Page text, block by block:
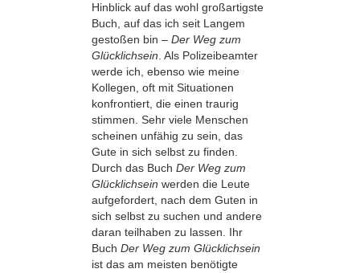
Hinblick auf das wohl großartigste
Buch, auf das ich seit Langem
gestoßen bin – Der Weg zum
Glücklichsein . Als Polizeibeamter
werde ich, ebenso wie meine
Kollegen, oft mit Situationen
konfrontiert, die einen traurig
stimmen. Sehr viele Menschen
scheinen unfähig zu sein, das
Gute in sich selbst zu finden.
Durch das Buch Der Weg zum
Glücklichsein werden die Leute
aufgefordert, nach dem Guten in
sich selbst zu suchen und andere
daran teilhaben zu lassen. Ihr
Buch Der Weg zum Glücklichsein
ist das am meisten benötigte